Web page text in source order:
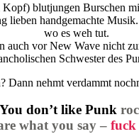
blutjungen Burschen
lieben handgemachte
wo es weh tut.
auch vor New Wave nicht
Schwester des
Dann nehmt verdammt
You don’t like Punk
what you say – fuck